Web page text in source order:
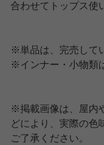
合わせてトップス使
※単品は、完売して
※インナー・小物類
※掲載画像は、屋内
どにより、実際の色
ご了承ください。